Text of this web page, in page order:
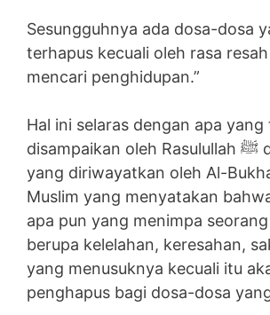
Sesungguhnya ada dosa-dosa
terhapus kecuali oleh rasa
mencari penghidupan.”
Hal ini selaras dengan apa yang
disampaikan oleh Rasulullah ﷺ dalam hadits
yang diriwayatkan oleh Al-
Muslim yang menyatakan
apa pun yang menimpa
berupa kelelahan, keresahan,
yang menusuknya kecuali itu
penghapus bagi dosa-dosa